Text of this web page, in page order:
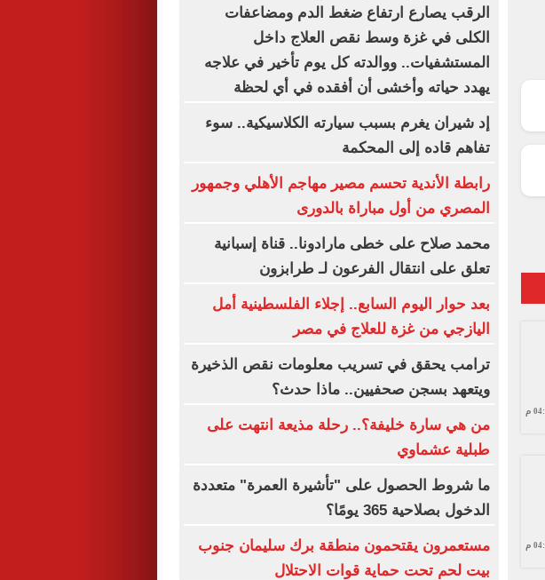
الرقب يصارع ارتفاع ضغط الدم ومضاعفات
الكلى في غزة وسط نقص العلاج داخل
المستشفيات.. ووالدته كل يوم تأخير في علاجه
يهدد حياته وأخشى أن أفقده في أي لحظة
إد شيران يغرم بسبب سيارته الكلاسيكية.. سوء
تفاهم قاده إلى المحكمة
رابطة الأندية تحسم مصير مهاجم الأهلي وجمهور
المصري من أول مباراة بالدورى
محمد صلاح على خطى مارادونا.. قناة إسبانية
تعلق على انتقال الفرعون لـ طرابزون
بعد حوار اليوم السابع.. إجلاء الفلسطينية أمل
اليازجي من غزة للعلاج في مصر
ترامب يحقق في تسريب معلومات نقص الذخيرة
ويتعهد بسجن صحفيين.. ماذا حدث؟
من هي سارة خليفة؟.. رحلة مذيعة انتهت على
طبلية عشماوي
ما شروط الحصول على "تأشيرة العمرة" متعددة
الدخول بصلاحية 365 يومًا؟
مستعمرون يقتحمون منطقة برك سليمان جنوب
بيت لحم تحت حماية قوات الاحتلال